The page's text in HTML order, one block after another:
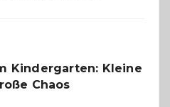
ist
eine
Kindergarten: Kleine
Chaos